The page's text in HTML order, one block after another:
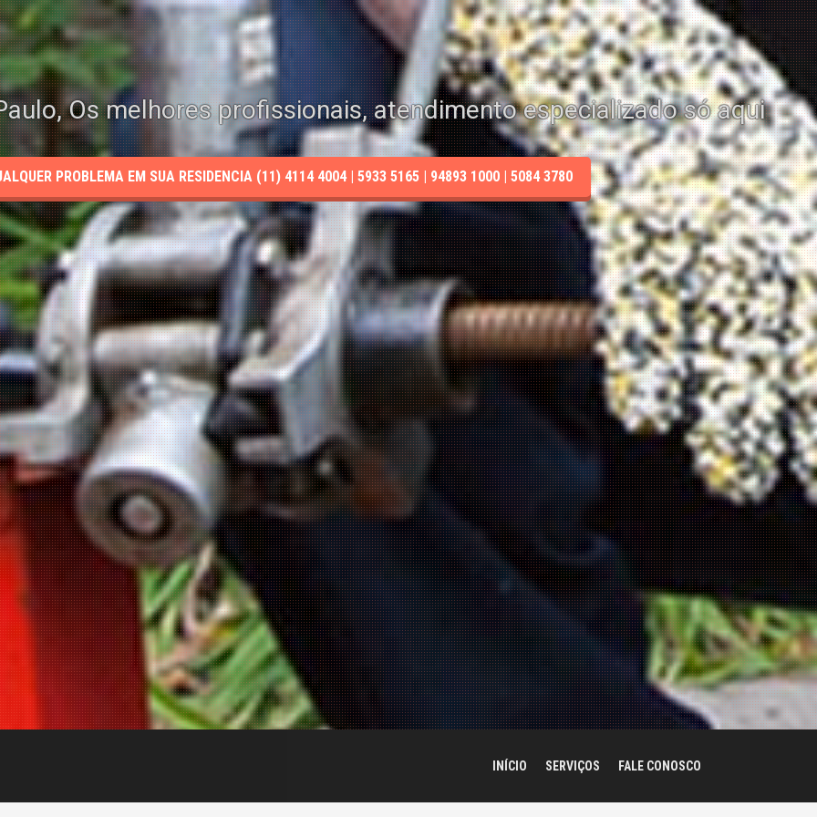
Os melhores profissionais, atendimento especializado só aqui
PROBLEMA EM SUA RESIDENCIA (11) 4114 4004 | 5933 5165 | 94893 1000 | 5084 3780
INÍCIO SERVIÇOS FALE CONOSCO